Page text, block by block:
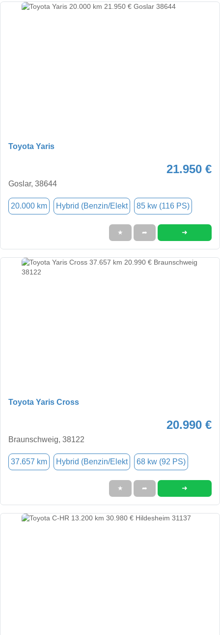
Toyota Yaris
21.950 €
Goslar, 38644
20.000 km Hybrid (Benzin/Elekt 85 kw (116 PS)
★ ➦ ➜
Toyota Yaris Cross
20.990 €
Braunschweig, 38122
37.657 km Hybrid (Benzin/Elekt 68 kw (92 PS)
★ ➦ ➜